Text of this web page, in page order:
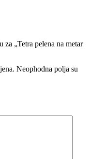
„Tetra pelena na metar
Neophodna polja su